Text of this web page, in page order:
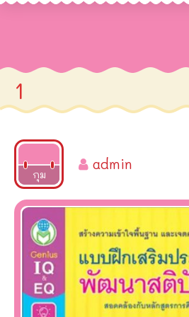
1
กุม
2022
admin